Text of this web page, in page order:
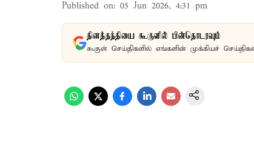
Published on: 05 Jun 2026, 4:31 pm
தினத்தந்தியை கூகுளில் பின்தொடரவும்
கூகுள் செய்திகளில் எங்களின் முக்கியச்